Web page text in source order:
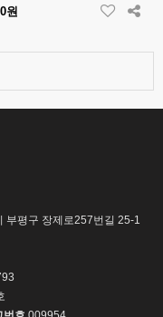
원
부평구 장제로257번길 25-1